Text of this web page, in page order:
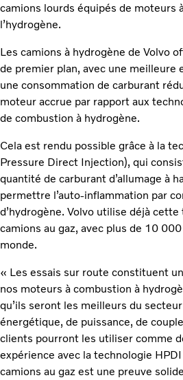
camions lourds équipés de moteurs
l’hydrogène.
Les camions à hydrogène de Volvo
de premier plan, avec une meilleure
une consommation de carburant
moteur accrue par rapport aux
de combustion à hydrogène.
Cela est rendu possible grâce à la
Pressure Direct Injection), qui
quantité de carburant d’allumage à
permettre l’auto-inflammation par
d’hydrogène. Volvo utilise déjà
camions au gaz, avec plus de 10
monde.
« Les essais sur route constituent
nos moteurs à combustion à
qu’ils seront les meilleurs du
énergétique, de puissance, de
clients pourront les utiliser comme
expérience avec la technologie
camions au gaz est une preuve